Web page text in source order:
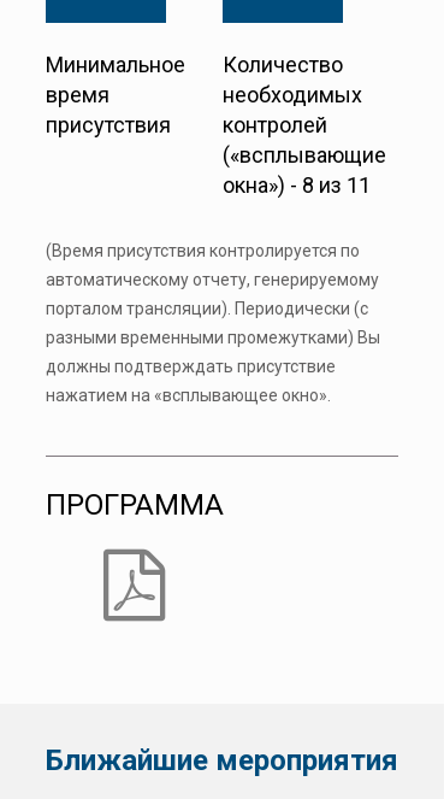
Минимальное
время
присутствия
Количество
необходимых
контролей
(«всплывающие
окна») - 8 из 11
(Время присутствия контролируется по
автоматическому отчету, генерируемому
порталом трансляции). Периодически (с
разными временными промежутками) Вы
должны подтверждать присутствие
нажатием на «всплывающее окно».
ПРОГРАММА
Ближайшие мероприятия